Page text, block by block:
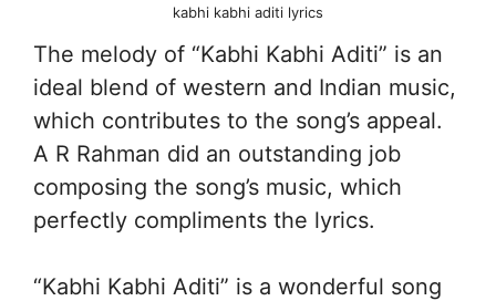
kabhi kabhi aditi lyrics
The melody of “Kabhi Kabhi Aditi” is an
ideal blend of western and Indian music,
which contributes to the song’s appeal.
A R Rahman did an outstanding job
composing the song’s music, which
perfectly compliments the lyrics.
“Kabhi Kabhi Aditi” is a wonderful song